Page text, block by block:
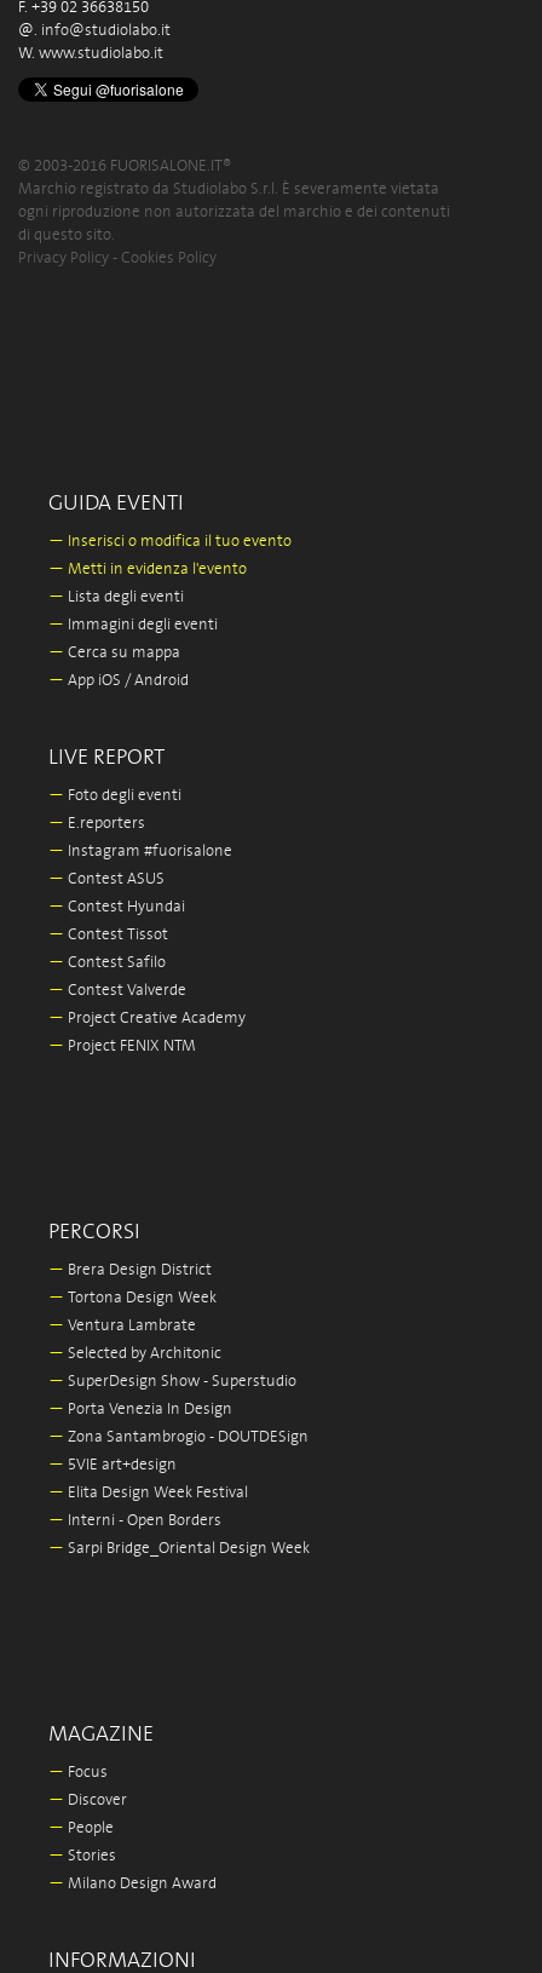
F. +39 02 36638150
@. info@studiolabo.it
W. www.studiolabo.it
© 2003-2016 FUORISALONE.IT®
Marchio registrato da Studiolabo S.r.l. È severamente vietata
ogni riproduzione non autorizzata del marchio e dei contenuti
di questo sito.
Privacy Policy - Cookies Policy
GUIDA EVENTI
— Inserisci o modifica il tuo evento
— Metti in evidenza l'evento
— Lista degli eventi
— Immagini degli eventi
— Cerca su mappa
— App iOS / Android
LIVE REPORT
— Foto degli eventi
— E.reporters
— Instagram #fuorisalone
— Contest ASUS
— Contest Hyundai
— Contest Tissot
— Contest Safilo
— Contest Valverde
— Project Creative Academy
— Project FENIX NTM
PERCORSI
— Brera Design District
— Tortona Design Week
— Ventura Lambrate
— Selected by Architonic
— SuperDesign Show - Superstudio
— Porta Venezia In Design
— Zona Santambrogio - DOUTDESign
— 5VIE art+design
— Elita Design Week Festival
— Interni - Open Borders
— Sarpi Bridge_Oriental Design Week
MAGAZINE
— Focus
— Discover
— People
— Stories
— Milano Design Award
INFORMAZIONI